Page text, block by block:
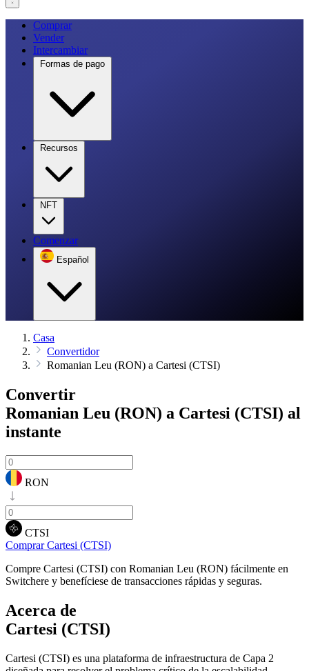
Comprar
Vender
Intercambiar
Formas de pago
Recursos
NFT
Comenzar
Español
Casa
Convertidor
Romanian Leu (RON) a Cartesi (CTSI)
Convertir
Romanian Leu (RON) a Cartesi (CTSI) al
instante
RON
CTSI
Comprar Cartesi (CTSI)
Compre Cartesi (CTSI) con Romanian Leu (RON) fácilmente en
Switchere y benefíciese de transacciones rápidas y seguras.
Acerca de
Cartesi (CTSI)
Cartesi (CTSI) es una plataforma de infraestructura de Capa 2